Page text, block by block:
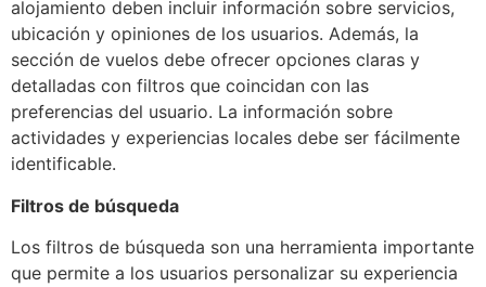
alojamiento deben incluir información sobre servicios,
ubicación y opiniones de los usuarios. Además, la
sección de vuelos debe ofrecer opciones claras y
detalladas con filtros que coincidan con las
preferencias del usuario. La información sobre
actividades y experiencias locales debe ser fácilmente
identificable.
Filtros de búsqueda
Los filtros de búsqueda son una herramienta importante
que permite a los usuarios personalizar su experiencia